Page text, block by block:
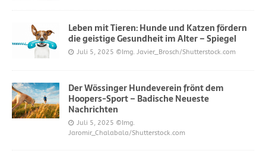
Leben mit Tieren: Hunde und Katzen fördern
die geistige Gesundheit im Alter – Spiegel
Juli 5, 2025 ©Img. Javier_Brosch/Shutterstock.com
Der Wössinger Hundeverein frönt dem
Hoopers-Sport – Badische Neueste
Nachrichten
Juli 5, 2025 ©Img.
Jaromir_Chalabala/Shutterstock.com